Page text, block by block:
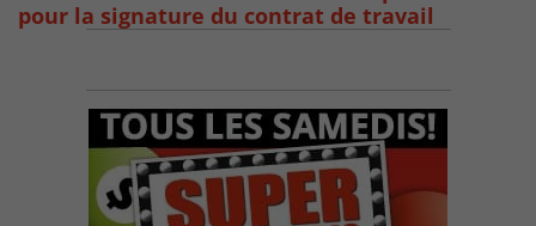
pour la signature du contrat de travail